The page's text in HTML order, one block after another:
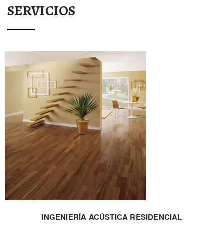
SERVICIOS
INGENIERÍA ACÚSTICA RESIDENCIAL